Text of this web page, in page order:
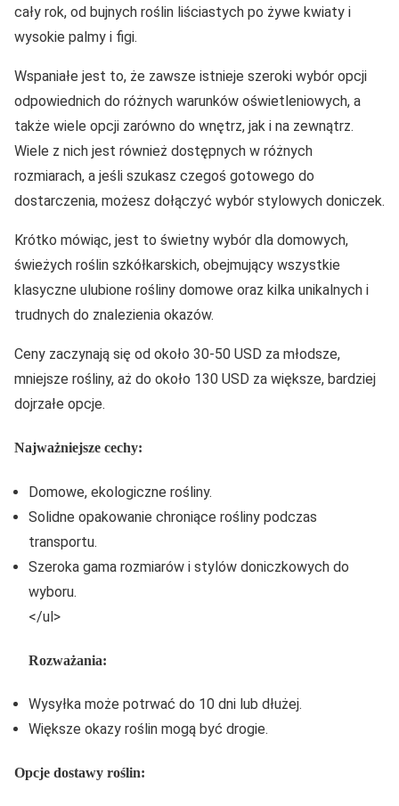
cały rok, od bujnych roślin liściastych po żywe kwiaty i
wysokie palmy i figi.
Wspaniałe jest to, że zawsze istnieje szeroki wybór opcji
odpowiednich do różnych warunków oświetleniowych, a
także wiele opcji zarówno do wnętrz, jak i na zewnątrz.
Wiele z nich jest również dostępnych w różnych
rozmiarach, a jeśli szukasz czegoś gotowego do
dostarczenia, możesz dołączyć wybór stylowych doniczek.
Krótko mówiąc, jest to świetny wybór dla domowych,
świeżych roślin szkółkarskich, obejmujący wszystkie
klasyczne ulubione rośliny domowe oraz kilka unikalnych i
trudnych do znalezienia okazów.
Ceny zaczynają się od około 30-50 USD za młodsze,
mniejsze rośliny, aż do około 130 USD za większe, bardziej
dojrzałe opcje.
Najważniejsze cechy:
Domowe, ekologiczne rośliny.
Solidne opakowanie chroniące rośliny podczas
transportu.
Szeroka gama rozmiarów i stylów doniczkowych do
wyboru.
</ul>
Rozważania:
Wysyłka może potrwać do 10 dni lub dłużej.
Większe okazy roślin mogą być drogie.
Opcje dostawy roślin: